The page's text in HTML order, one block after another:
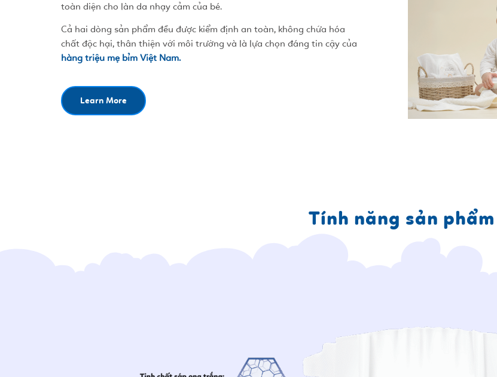
toàn diện cho làn da nhạy cảm của bé.
Cả hai dòng sản phẩm đều được kiểm định an toàn, không chứa hóa
chất độc hại, thân thiện với môi trường và là lựa chọn đáng tin cậy của
hàng triệu mẹ bỉm Việt Nam.
Learn More
Tính năng sản phẩm